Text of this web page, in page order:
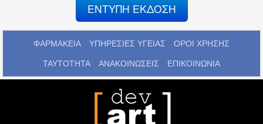
ΕΝΤΥΠΗ ΕΚΔΟΣΗ
ΦΑΡΜΑΚΕΙΑ ΥΠΗΡΕΣΙΕΣ ΥΓΕΙΑΣ ΟΡΟΙ ΧΡΗΣΗΣ
ΤΑΥΤΟΤΗΤΑ ΑΝΑΚΟΙΝΩΣΕΙΣ ΕΠΙΚΟΙΝΩΝΙΑ